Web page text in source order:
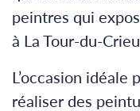
peintres qui
à La Tour-du-
L’occasion idéale
réaliser des